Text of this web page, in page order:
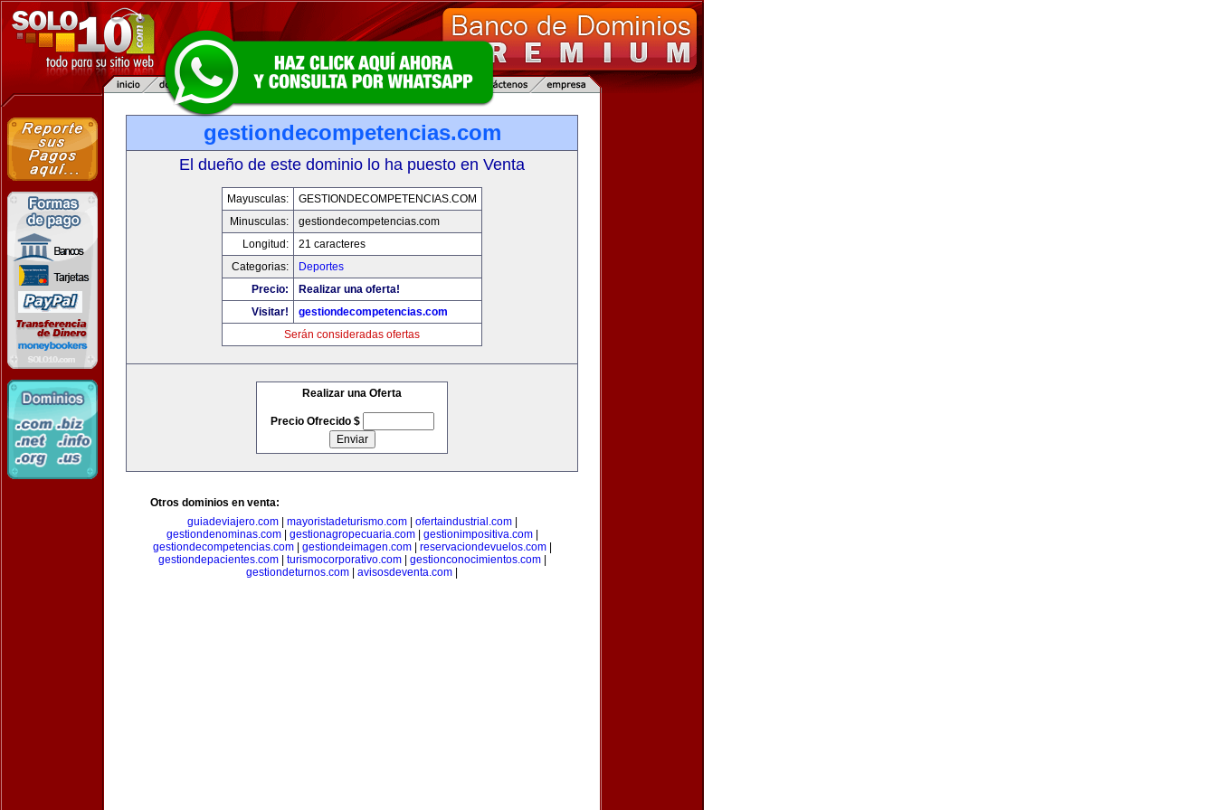
gestiondecompetencias.com
El dueño de este dominio lo ha puesto en Venta
Mayusculas:
GESTIONDECOMPETENCIAS.COM
Minusculas:
gestiondecompetencias.com
Longitud:
21 caracteres
Categorias:
Deportes
Precio:
Realizar una oferta!
Visitar!
gestiondecompetencias.com
Serán consideradas ofertas
Realizar una Oferta
Precio Ofrecido $
Otros dominios en venta:
guiadeviajero.com| mayoristadeturismo.com| ofertaindustrial.com|
gestiondenominas.com| gestionagropecuaria.com| gestionimpositiva.com|
gestiondecompetencias.com| gestiondeimagen.com| reservaciondevuelos.com|
gestiondepacientes.com| turismocorporativo.com| gestionconocimientos.com|
gestiondeturnos.com
avisosdeventa.com